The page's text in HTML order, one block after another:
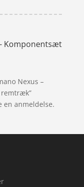
Komponentsæt
Nexus –
en anmeldelse.